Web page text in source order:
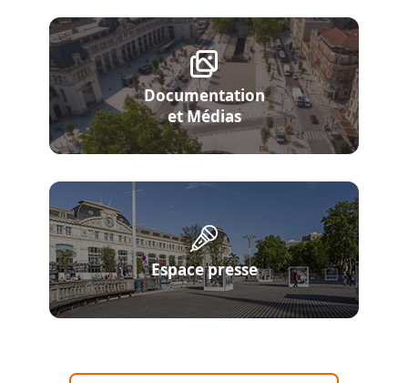
Documentation
et Médias
Espace presse